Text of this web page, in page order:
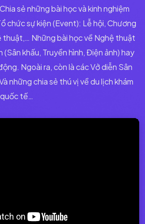
sẻ những bài học và kinh nghiệm
chức sự kiện (Event): Lễ hội, Chương
thuật,… Những bài học về Nghệ thuật
khấu, Truyền hình, Điện ảnh) hay
Ngoài ra, còn là các Vở diễn Sân
những chia sẻ thú vị về du lịch khám
tế…